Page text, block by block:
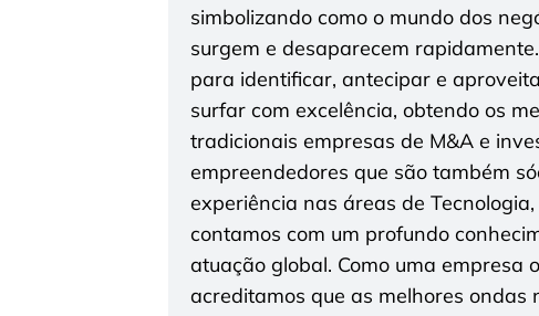
simbolizando como o mundo dos
surgem e desaparecem
para identificar, antecipar e
surfar com excelência, obtendo os
tradicionais empresas de M&A e
empreendedores que são também
experiência nas áreas de
contamos com um profundo
atuação global. Como uma empresa
acreditamos que as melhores ondas